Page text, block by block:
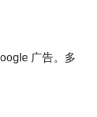
广告。多